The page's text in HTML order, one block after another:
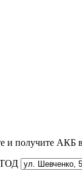
и получите